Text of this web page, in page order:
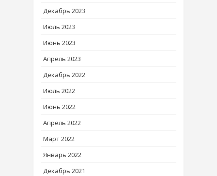
Декабрь 2023
Июль 2023
Июнь 2023
Апрель 2023
Декабрь 2022
Июль 2022
Июнь 2022
Апрель 2022
Март 2022
Январь 2022
Декабрь 2021